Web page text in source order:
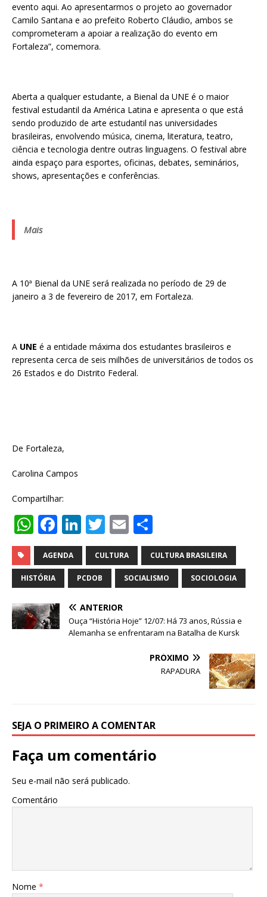
evento aqui. Ao apresentarmos o projeto ao governador
Camilo Santana e ao prefeito Roberto Cláudio, ambos se
comprometeram a apoiar a realização do evento em
Fortaleza”, comemora.
Aberta a qualquer estudante, a Bienal da UNE é o maior
festival estudantil da América Latina e apresenta o que está
sendo produzido de arte estudantil nas universidades
brasileiras, envolvendo música, cinema, literatura, teatro,
ciência e tecnologia dentre outras linguagens. O festival abre
ainda espaço para esportes, oficinas, debates, seminários,
shows, apresentações e conferências.
Mais
A 10ª Bienal da UNE será realizada no período de 29 de
janeiro a 3 de fevereiro de 2017, em Fortaleza.
A UNE é a entidade máxima dos estudantes brasileiros e
representa cerca de seis milhões de universitários de todos os
26 Estados e do Distrito Federal.
De Fortaleza,
Carolina Campos
Compartilhar:
W
h
at
s
A
p
F
a
c
e
b
o
o
Li
n
k
e
dI
n
T
w
it
te
r
E
m
ai
l
h
ar
e
AGENDA CULTURA CULTURA BRASILEIRA
HISTÓRIA PCDOB SOCIALISMO SOCIOLOGIA
ANTERIOR
Ouça “História Hoje” 12/07: Há 73 anos, Rússia e
Alemanha se enfrentaram na Batalha de Kursk
PRÓXIMO
RAPADURA
SEJA O PRIMEIRO A COMENTAR
Faça um comentário
Seu e-mail não será publicado.
Comentário
Nome *